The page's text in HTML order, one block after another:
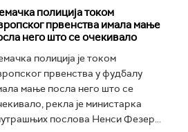
полиција током
првенства имала мање
него што се очекивало
полиција је током
првенства у фудбалу
мање посла него што се
рекла је министарка
послова Ненси Фезер...